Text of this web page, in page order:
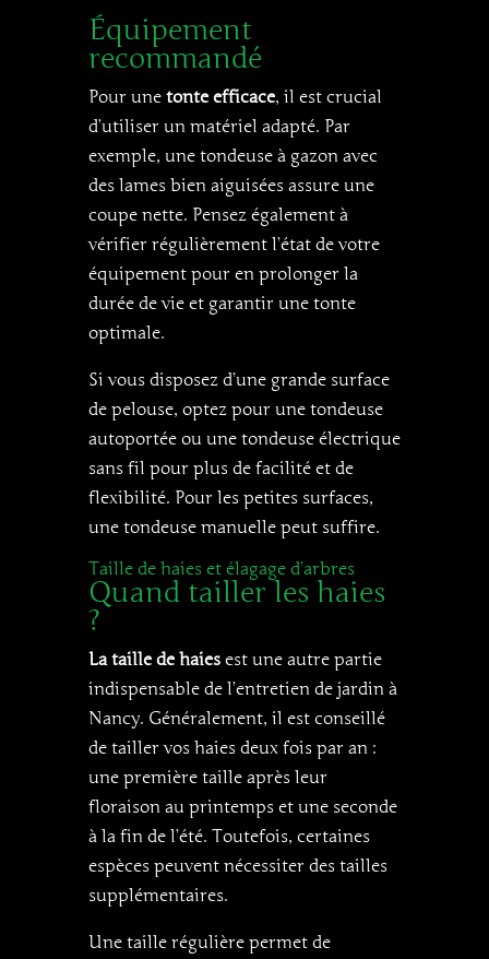
Équipement
recommandé
Pour une tonte efficace, il est crucial
d’utiliser un matériel adapté. Par
exemple, une tondeuse à gazon avec
des lames bien aiguisées assure une
coupe nette. Pensez également à
vérifier régulièrement l’état de votre
équipement pour en prolonger la
durée de vie et garantir une tonte
optimale.
Si vous disposez d’une grande surface
de pelouse, optez pour une tondeuse
autoportée ou une tondeuse électrique
sans fil pour plus de facilité et de
flexibilité. Pour les petites surfaces,
une tondeuse manuelle peut suffire.
Taille de haies et élagage d’arbres
Quand tailler les haies
?
La taille de haies est une autre partie
indispensable de l’entretien de jardin à
Nancy. Généralement, il est conseillé
de tailler vos haies deux fois par an :
une première taille après leur
floraison au printemps et une seconde
à la fin de l’été. Toutefois, certaines
espèces peuvent nécessiter des tailles
supplémentaires.
Une taille régulière permet de